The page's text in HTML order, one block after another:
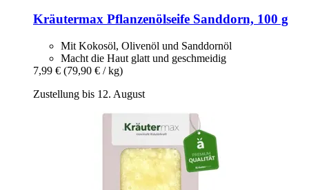
Kräutermax Pflanzenölseife Sanddorn, 100 g
Mit Kokosöl, Olivenöl und Sanddornöl
Macht die Haut glatt und geschmeidig
7,99 € (79,90 € / kg)
Zustellung bis 12. August